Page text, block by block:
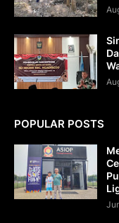
POPULAR POSTS